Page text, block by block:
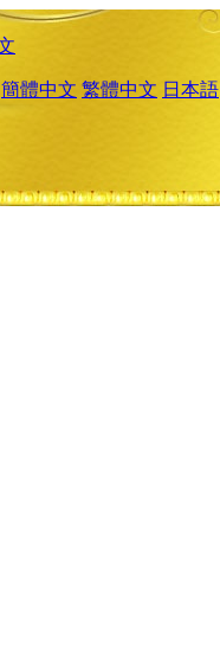
簡體中文 繁體中文 日本語